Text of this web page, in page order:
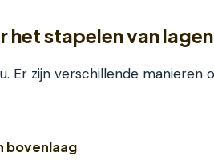
het stapelen van lagen
Er zijn verschillende manieren
bovenlaag